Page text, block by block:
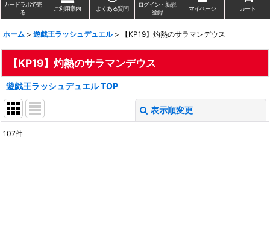
カードラボで売
る
ご利用案内 よくある質問
ログイン・新規
登録
マイページ カート
ホーム > 遊戯王ラッシュデュエル > 【KP19】灼熱のサラマンデウス
【KP19】灼熱のサラマンデウス
遊戯王ラッシュデュエル TOP
表示順変更
107件